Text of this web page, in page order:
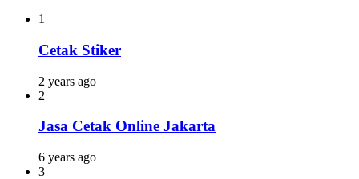
1
Cetak Stiker
2 years ago
2
Jasa Cetak Online Jakarta
6 years ago
3